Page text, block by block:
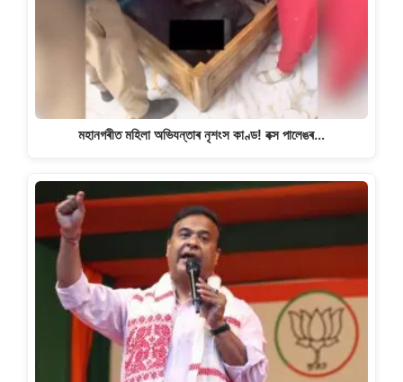
মহানগৰীত মহিলা অভিযন্তাৰ নৃশংস কাণ্ড! বক্স পালেঙৰ…